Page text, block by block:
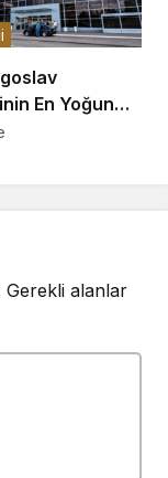
En Yoğun
Belgrad
Gerekli alanlar